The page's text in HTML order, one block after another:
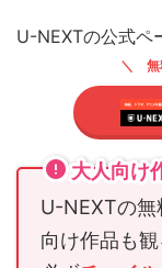
U-NEXTの公式ペ
無
大人向け
U-NEXTの無
向け作品も観